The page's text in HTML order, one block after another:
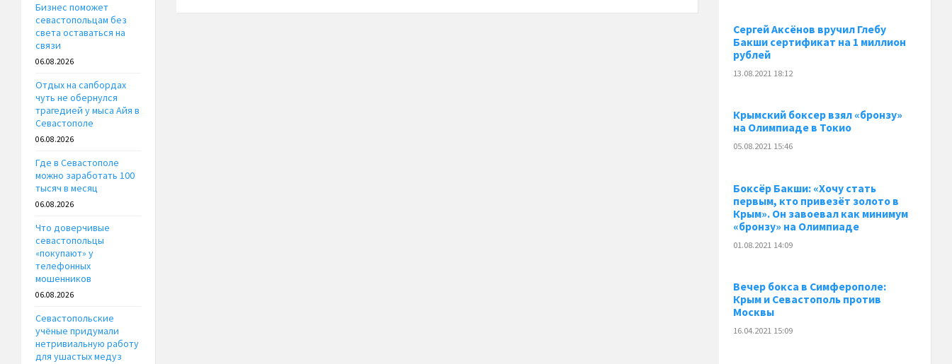
Бизнес поможет
севастопольцам без
света оставаться на
связи
06.08.2026
Отдых на сапбордах
чуть не обернулся
трагедией у мыса Айя в
Севастополе
06.08.2026
Где в Севастополе
можно заработать 100
тысяч в месяц
06.08.2026
Что доверчивые
севастопольцы
«покупают» у
телефонных
мошенников
06.08.2026
Севастопольские
учёные придумали
нетривиальную работу
для ушастых медуз
Сергей Аксёнов вручил Глебу
Бакши сертификат на 1 миллион
рублей
13.08.2021 18:12
Крымский боксер взял «бронзу»
на Олимпиаде в Токио
05.08.2021 15:46
Боксёр Бакши: «Хочу стать
первым, кто привезёт золото в
Крым». Он завоевал как минимум
«бронзу» на Олимпиаде
01.08.2021 14:09
Вечер бокса в Симферополе:
Крым и Севастополь против
Москвы
16.04.2021 15:09